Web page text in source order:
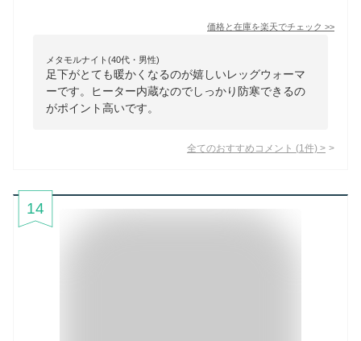
価格と在庫を楽天でチェック >>
メタモルナイト(40代・男性)
足下がとても暖かくなるのが嬉しいレッグウォーマ
ーです。ヒーター内蔵なのでしっかり防寒できるの
がポイント高いです。
全てのおすすめコメント (1 件) >
14